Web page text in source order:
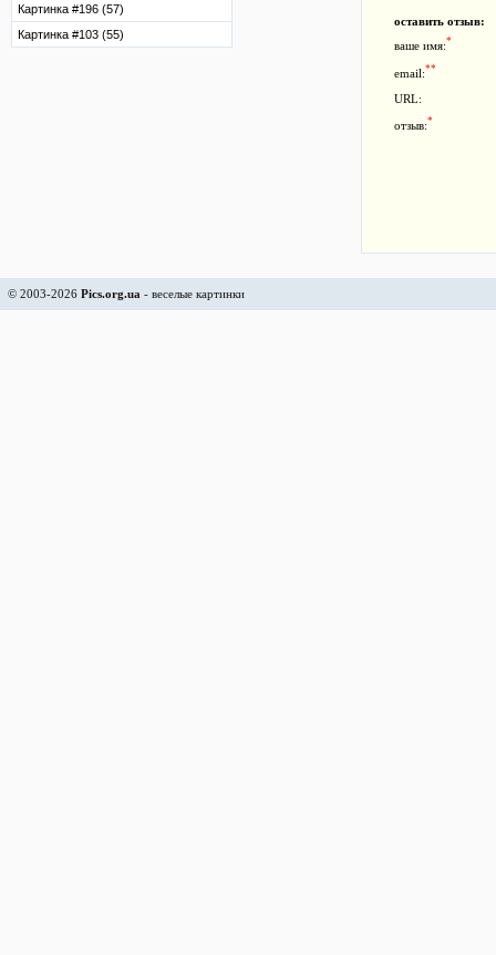
Картинка #196 (57)
Картинка #103 (55)
оставить отзыв:
ваше имя:*
email:**
URL:
отзыв:*
© 2003-2026 Pics.org.ua - веселые картинки